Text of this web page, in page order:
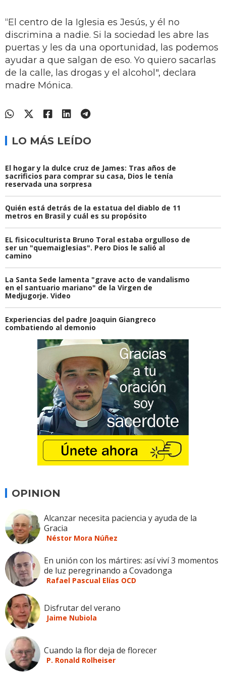
“El centro de la Iglesia es Jesús, y él no
discrimina a nadie. Si la sociedad les abre las
puertas y les da una oportunidad, las podemos
ayudar a que salgan de eso. Yo quiero sacarlas
de la calle, las drogas y el alcohol", declara
madre Mónica.
LO MÁS LEÍDO
El hogar y la dulce cruz de James: Tras años de
sacrificios para comprar su casa, Dios le tenía
reservada una sorpresa
Quién está detrás de la estatua del diablo de 11
metros en Brasil y cuál es su propósito
EL fisicoculturista Bruno Toral estaba orgulloso de
ser un "quemaiglesias". Pero Dios le salió al
camino
La Santa Sede lamenta "grave acto de vandalismo
en el santuario mariano" de la Virgen de
Medjugorje. Video
Experiencias del padre Joaquin Giangreco
combatiendo al demonio
OPINION
Alcanzar necesita paciencia y ayuda de la
Gracia
Néstor Mora Núñez
En unión con los mártires: así viví 3 momentos
de luz peregrinando a Covadonga
Rafael Pascual Elías OCD
Disfrutar del verano
Jaime Nubiola
Cuando la flor deja de florecer
P. Ronald Rolheiser